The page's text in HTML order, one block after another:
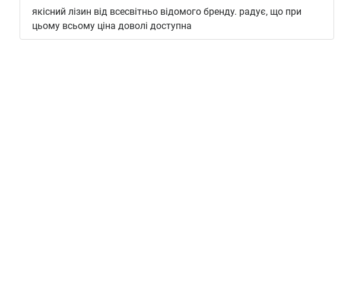
якісний лізин від всесвітньо відомого бренду. радує, що при
цьому всьому ціна доволі доступна